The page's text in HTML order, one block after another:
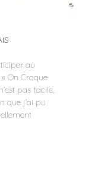
au
On Croque
pas facile,
que j’ai pu